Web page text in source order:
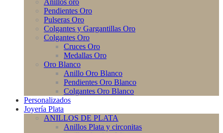
Anillos oro
Pendientes Oro
Pulseras Oro
Colgantes y Gargantillas Oro
Colgantes Oro
Cruces Oro
Medallas Oro
Oro Blanco
Anillo Oro Blanco
Pendientes Oro Blanco
Colgantes Oro Blanco
Personalizados
Joyería Plata
ANILLOS DE PLATA
Anillos Plata y circonitas